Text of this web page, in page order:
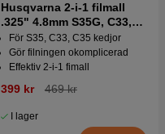
Husqvarna 2-i-1 filmall
.325" 4.8mm S35G, C33,
C35
För S35, C33, C35 kedjor
Gör filningen okomplicerad
Effektiv 2-i-1 fimall
399 kr 469 kr
I lager